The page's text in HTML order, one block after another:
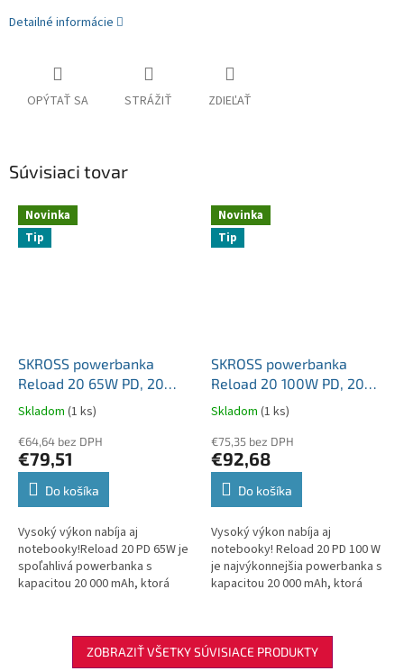
Detailné informácie
OPÝTAŤ SA STRÁŽIŤ ZDIEĽAŤ
Súvisiaci tovar
Novinka
Tip
SKROSS powerbanka
Reload 20 65W PD, 20
000mAh, USB A+C
Skladom (1 ks)
€64,64 bez DPH
€79,51
Do košíka
Vysoký výkon nabíja aj
notebooky!Reload 20 PD 65W je
spoľahlivá powerbanka s
kapacitou 20 000 mAh, ktorá
Novinka
Tip
SKROSS powerbanka
Reload 20 100W PD, 20
000mAh, USB A+C
Skladom (1 ks)
€75,35 bez DPH
€92,68
Do košíka
Vysoký výkon nabíja aj
notebooky! Reload 20 PD 100 W
je najvýkonnejšia powerbanka s
kapacitou 20 000 mAh, ktorá
ZOBRAZIŤ VŠETKY SÚVISIACE PRODUKTY